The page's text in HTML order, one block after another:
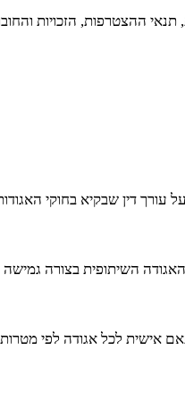
ההצטרפות, הזכויות
דין שבקיא בחוקי
השיתופית בצורה גמישה
אישית לכל אגודה לפי